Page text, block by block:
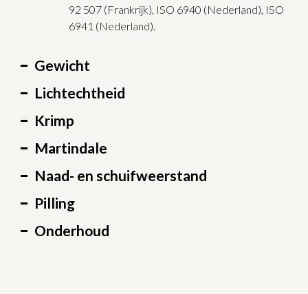
92 507 (Frankrijk), ISO 6940 (Nederland), ISO
6941 (Nederland).
Gewicht
Lichtechtheid
Krimp
Martindale
Naad- en schuifweerstand
Pilling
Onderhoud